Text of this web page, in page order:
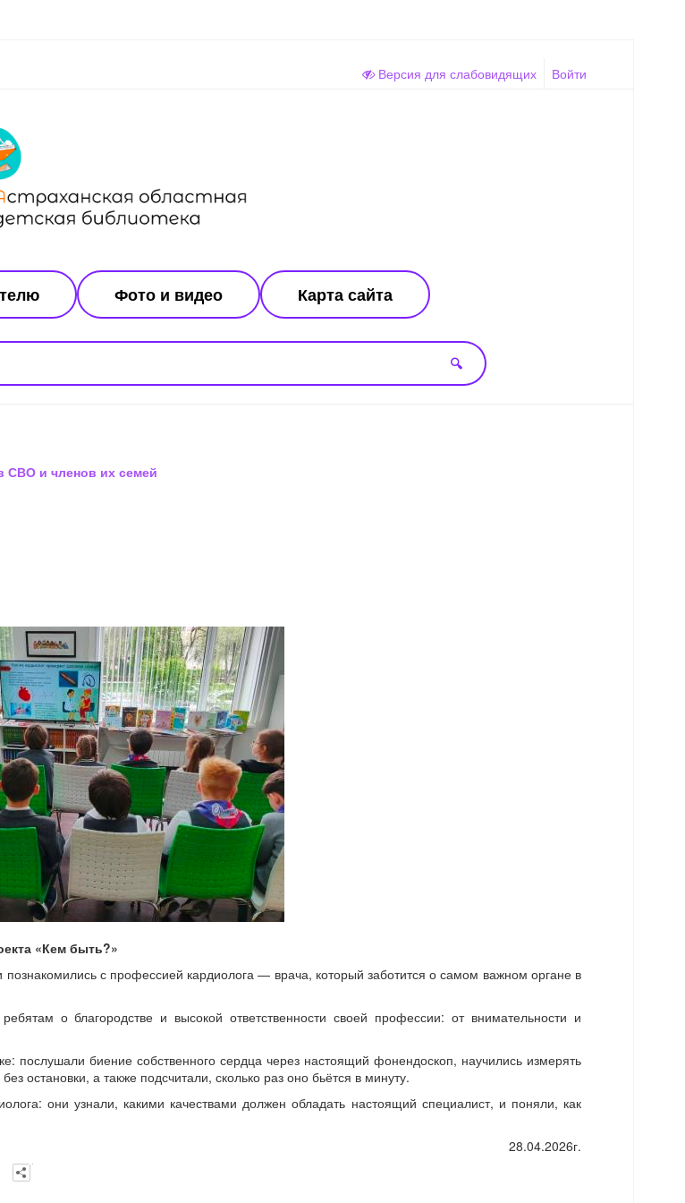
Версия для слабовидящих
Войти
Фото и видео Карта сайта
🔍
СВО и членов их семей
«Кем быть?»
с профессией кардиолога — врача, который заботится о самом важном органе в
о благородстве и высокой ответственности своей профессии: от внимательности и
послушали биение собственного сердца через настоящий фонендоскоп, научились измерять
остановки, а также подсчитали, сколько раз оно бьётся в минуту.
они узнали, какими качествами должен обладать настоящий специалист, и поняли, как
28.04.2026г.